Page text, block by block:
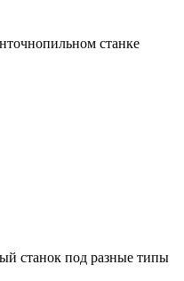
станке
станок под разные типы